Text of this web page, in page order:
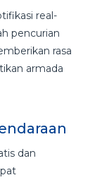
real-
pencurian
rasa
armada
dan